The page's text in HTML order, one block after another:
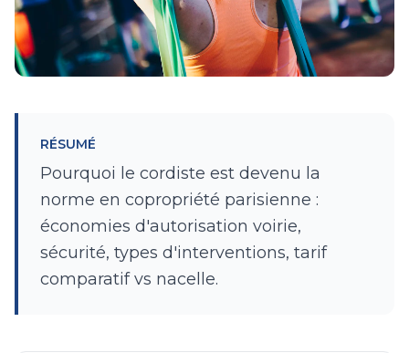
RÉSUMÉ
Pourquoi le cordiste est devenu la
norme en copropriété parisienne :
économies d'autorisation voirie,
sécurité, types d'interventions, tarif
comparatif vs nacelle.